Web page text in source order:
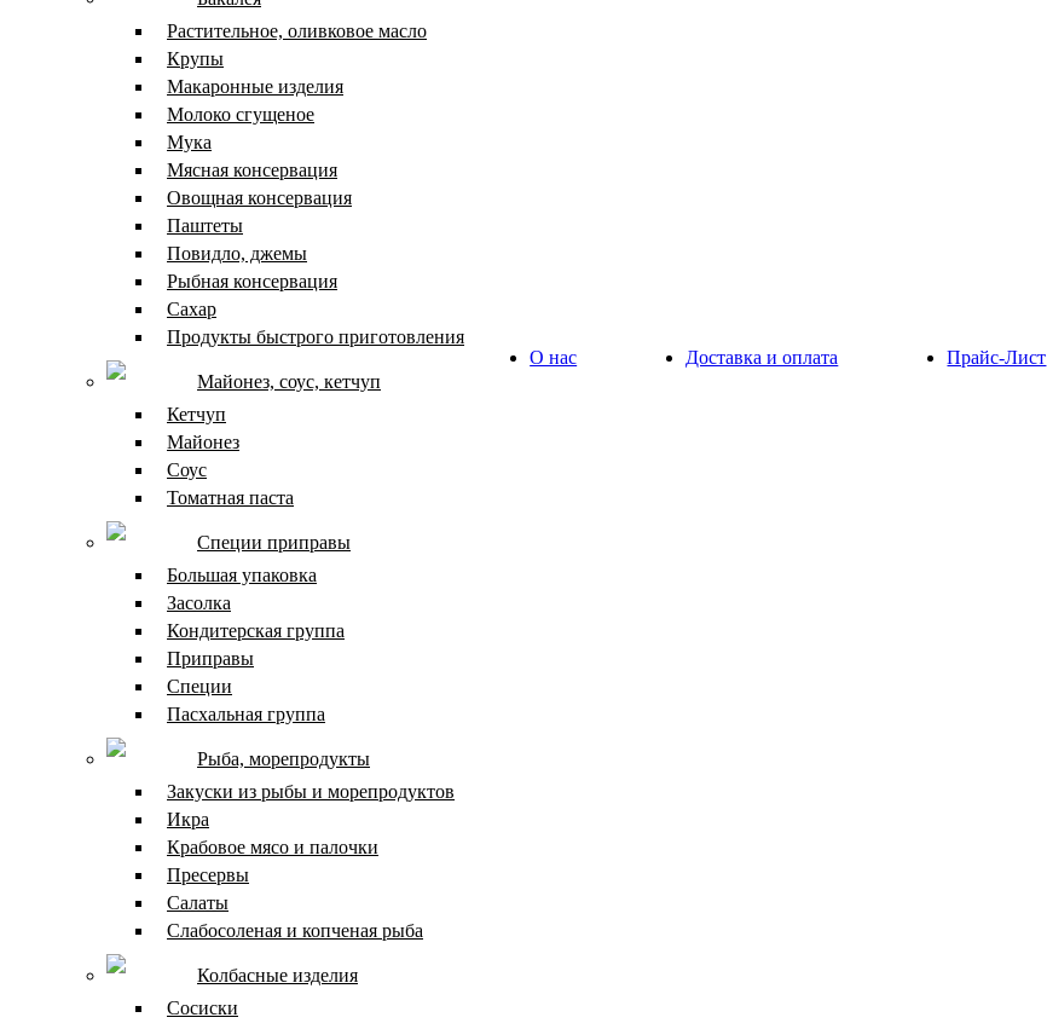
Растительное, оливковое масло
Крупы
Макаронные изделия
Молоко сгущеное
Мука
Мясная консервация
Овощная консервация
Паштеты
Повидло, джемы
Рыбная консервация
Сахар
Продукты быстрого приготовления
Майонез, соус, кетчуп
Кетчуп
Майонез
Соус
Томатная паста
Специи приправы
Большая упаковка
Засолка
Кондитерская группа
Приправы
Специи
Пасхальная группа
Рыба, морепродукты
Закуски из рыбы и морепродуктов
Икра
Крабовое мясо и палочки
Пресервы
Салаты
Слабосоленая и копченая рыба
Колбасные изделия
Сосиски
О нас Доставка и оплата Прайс-Лист